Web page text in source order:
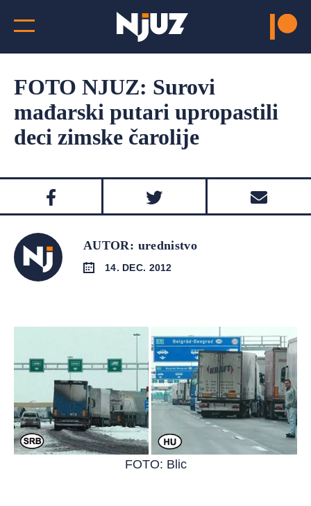
FOTO NJUZ: Surovi
mađarski putari upropastili
deci zimske čarolije
AUTOR: urednistvo
14. DEC. 2012
FOTO: Blic